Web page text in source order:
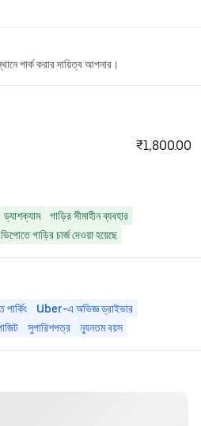
পার্ক করার দায়িত্ব আপনার।
₹1,800.00
ড্যাশক্যাম
গাড়ির সীমাহীন ব্যবহার
ডিপোতে গাড়ির চার্জ দেওয়া হয়েছে
পার্কিং
Uber-এ অভিজ্ঞ ড্রাইভার
সুপারিশপত্র ন্যূনতম বয়স